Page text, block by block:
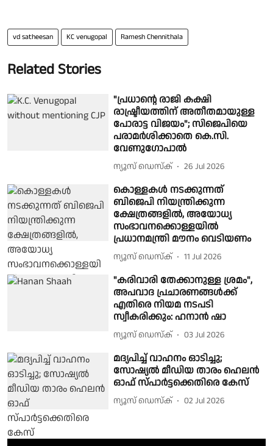
vd satheesan KC venugopal Ramesh Chennithala
Related Stories
"പ്രധാൻ്റെ രാജി കക്ഷി
രാഷ്ട്രീയത്തിന് അതീതമായുള്ള
പോരാട്ട വിജയം"; സിജെപിയെ
പരാമർശിക്കാതെ കെ.സി.
വേണുഗോപാൽ
ന്യൂസ് ഡെസ്ക് 26 Jul 2026
കൊള്ളകൾ നടക്കുന്നത്
ബിജെപി നിയന്ത്രിക്കുന്ന
ക്ഷേത്രങ്ങളിൽ, അയോധ്യ
സംഭാവനക്കൊള്ളയിൽ
പ്രധാനമന്ത്രി മൗനം വെടിയണം
ന്യൂസ് ഡെസ്ക് 11 Jul 2026
"കരിവാരി തേക്കാനുള്ള ശ്രമം",
അപവാദ പ്രചാരണങ്ങൾക്ക്
എതിരെ നിയമ നടപടി
സ്വീകരിക്കും: ഹനാൻ ഷാ
ന്യൂസ് ഡെസ്ക് 03 Jul 2026
മദ്യപിച്ച് വാഹനം ഓടിച്ചു;
സോഷ്യൽ മീഡിയ താരം ഹെലന്‍
ഓഫ് സ്പാര്‍ട്ടക്കെതിരെ കേസ്
ന്യൂസ് ഡെസ്ക് 02 Jul 2026